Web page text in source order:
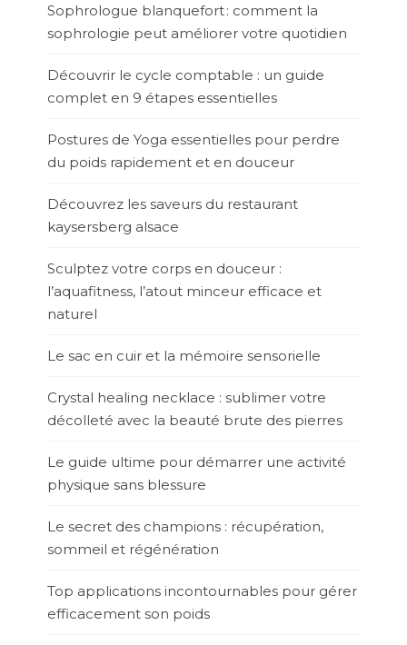
Sophrologue blanquefort : comment la
sophrologie peut améliorer votre quotidien
Découvrir le cycle comptable : un guide
complet en 9 étapes essentielles
Postures de Yoga essentielles pour perdre
du poids rapidement et en douceur
Découvrez les saveurs du restaurant
kaysersberg alsace
Sculptez votre corps en douceur :
l’aquafitness, l’atout minceur efficace et
naturel
Le sac en cuir et la mémoire sensorielle
Crystal healing necklace : sublimer votre
décolleté avec la beauté brute des pierres
Le guide ultime pour démarrer une activité
physique sans blessure
Le secret des champions : récupération,
sommeil et régénération
Top applications incontournables pour gérer
efficacement son poids